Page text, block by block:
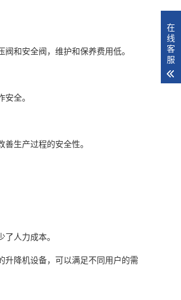
和安全阀，维护和保养费用低。
全。
生产过程的安全性。
人力成本。
降机设备，可以满足不同用户的需
在
线
客
服